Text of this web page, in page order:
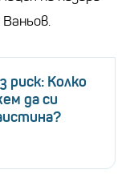
Ваньов.
риск: Колко
да си